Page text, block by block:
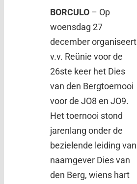
BORCULO – Op
woensdag 27
december organiseert
v.v. Reünie voor de
26ste keer het Dies
van den Bergtoernooi
voor de JO8 en JO9.
Het toernooi stond
jarenlang onder de
bezielende leiding van
naamgever Dies van
den Berg, wiens hart